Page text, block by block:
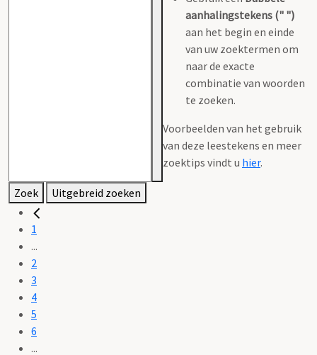
aanhalingstekens (" ")
aan het begin en einde
van uw zoektermen om
naar de exacte
combinatie van woorden
te zoeken.
Voorbeelden van het gebruik
van deze leestekens en meer
zoektips vindt u hier.
Zoek Uitgebreid zoeken
1
...
2
3
4
5
6
...